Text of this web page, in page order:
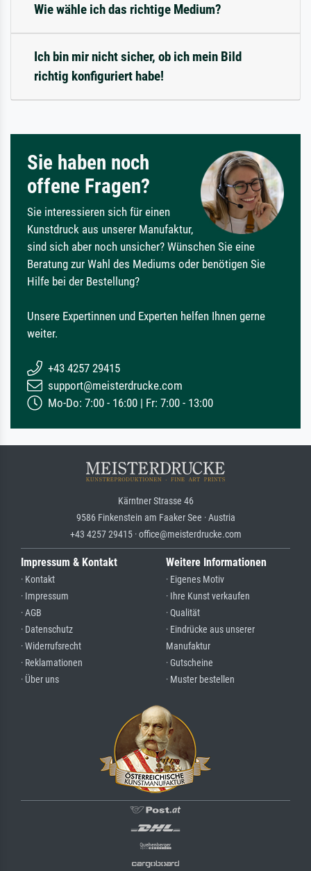
Wie wähle ich das richtige Medium?
Ich bin mir nicht sicher, ob ich mein Bild
richtig konfiguriert habe!
Sie haben noch
offene Fragen?
Sie interessieren sich für einen
Kunstdruck aus unserer Manufaktur,
sind sich aber noch unsicher? Wünschen Sie eine
Beratung zur Wahl des Mediums oder benötigen Sie
Hilfe bei der Bestellung?
Unsere Expertinnen und Experten helfen Ihnen gerne
weiter.
+43 4257 29415
support@meisterdrucke.com
Mo-Do: 7:00 - 16:00 | Fr: 7:00 - 13:00
Kärntner Strasse 46
9586 Finkenstein am Faaker See · Austria
+43 4257 29415 · office@meisterdrucke.com
Impressum & Kontakt
· Kontakt
· Impressum
· AGB
· Datenschutz
· Widerrufsrecht
· Reklamationen
· Über uns
Weitere Informationen
· Eigenes Motiv
· Ihre Kunst verkaufen
· Qualität
· Eindrücke aus unserer
Manufaktur
· Gutscheine
· Muster bestellen